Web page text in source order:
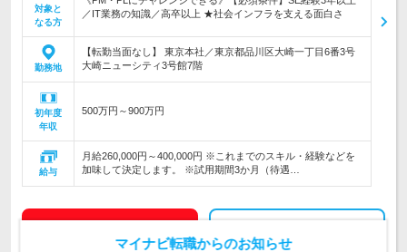
対象と
なる方
／IT業務の知識／高卒以上 ★社会インフラを支える面白さ
勤務地
【転勤当面なし】 東京本社／東京都品川区大崎一丁目6番3号
大崎ニューシティ3号館7階
初年度
年収
500万円～900万円
給与
月給260,000円～400,000円 ※これまでのスキル・経験などを
加味して決定します。 ※試用期間3か月（待遇…
マイナビ転職からのお知らせ